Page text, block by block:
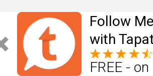
Follow
with
FREE -